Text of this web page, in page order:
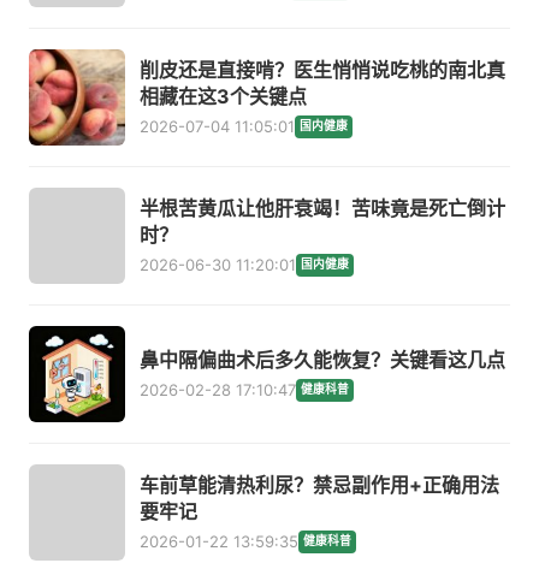
削皮还是直接啃？医生悄悄说吃桃的南北真
相藏在这3个关键点
2026-07-04 11:05:01 国内健康
半根苦黄瓜让他肝衰竭！苦味竟是死亡倒计
时？
2026-06-30 11:20:01 国内健康
鼻中隔偏曲术后多久能恢复？关键看这几点
2026-02-28 17:10:47 健康科普
车前草能清热利尿？禁忌副作用+正确用法
要牢记
2026-01-22 13:59:35 健康科普